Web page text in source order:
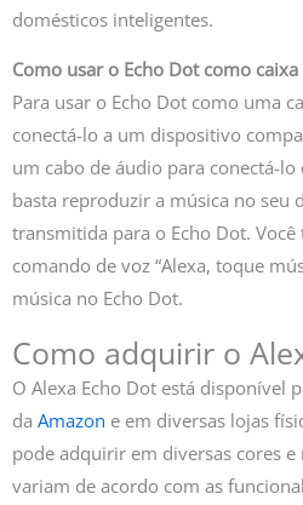
domésticos inteligentes.
Como usar o Echo Dot como caixa
Para usar o Echo Dot como uma
conectá-lo a um dispositivo
um cabo de áudio para conectá-
basta reproduzir a música no seu
transmitida para o Echo Dot.
comando de voz “Alexa, toque
música no Echo Dot.
Como adquirir o
O Alexa Echo Dot está disponível
da Amazon e em diversas lojas
pode adquirir em diversas cores
variam de acordo com as